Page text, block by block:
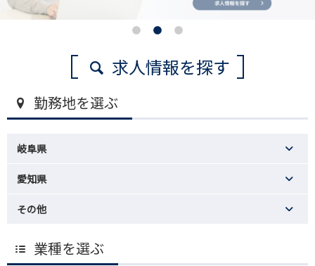
求人情報を探す
勤務地を選ぶ
岐阜県
愛知県
その他
業種を選ぶ